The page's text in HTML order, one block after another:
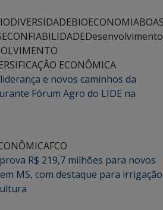
BIOECONOMIA
CONFIABILIDADEDesenvolvimento
ECONÔMICA
e novos caminhos da
Fórum Agro do LIDE na
FCO
R$ 219,7 milhões para novos
MS, com destaque para irrigação